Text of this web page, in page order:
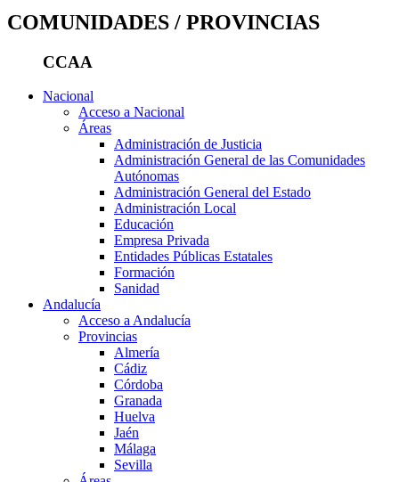
COMUNIDADES / PROVINCIAS
CCAA
Nacional
Acceso a Nacional
Áreas
Administración de Justicia
Administración General de las Comunidades
Autónomas
Administración General del Estado
Administración Local
Educación
Empresa Privada
Entidades Públicas Estatales
Formación
Sanidad
Andalucía
Acceso a Andalucía
Provincias
Almería
Cádiz
Córdoba
Granada
Huelva
Jaén
Málaga
Sevilla